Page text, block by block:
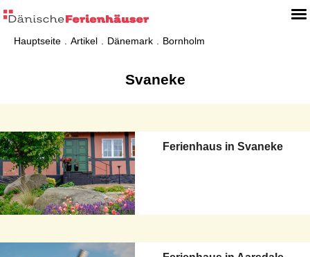
Hauptseite Artikel Dänemark Bornholm
Svaneke
Ferienhaus in Svaneke